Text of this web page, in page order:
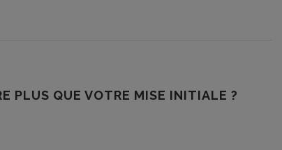
PLUS QUE VOTRE MISE INITIALE ?